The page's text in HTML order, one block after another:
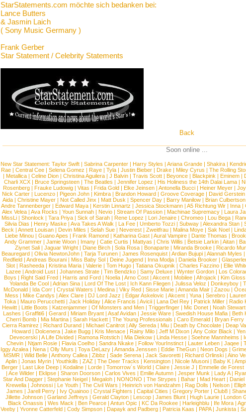
StarStatements.com möchte sich bedanken bei:
Lance Butters
& Jasmin Laich
( Sony Music Germany )
Frank Gerber
Star Statement / Celebrity Statements
Back
Soon online ...
New Star Statement: Taylor Swift | Sabrina Carpenter | Harry Styles | Ariana Grande | Shakira |
Rae| Central Cee| Selena Gomez | Raye| Tyla| Justin Bieber| Drake| Miley Cyrus | The Rolling
| Metallica | Celine Dion | Christina Aguilera | J Balvin | Travis Scott | Beyonce | Blackpink | Eminem |
Charli XCX| Bruce Springsteen| The Beatles | Jennifer Lopez | His Holiness the 14th Dalai Lama|
Rosenberg | Frauke Ludowig | Vitas | Frida Gold | Elke Jeinsen | Antonella Bucci | Heiner Meyer |
Nick Carter | Lucenzo | Pigeon John | Kimbra | Brandon Howard | Groove Coverage | David Gerstein
Aida| Christine Mayer| Not Called Jinx | Matt Dusk | Spencer Day| Barry Manilow| Brian Culbertson
Andre Tannenberger | Edward Maya | Kerstin Linnartz | Jessica Stockmann | A5 Richtung Wir | Inna |
Alex Velea | Ava Rocks | Youn Sunnah | Nevio | Stream Of Passion | Machinae Supremacy | Laura
MissLi | Shonlock | Tara Priya | Sick of Sarah | Rene Lopez | Lori Jenaire | Chromeo | Lou Bega |
Silvia Dias | Henry Maske| Ava Takes A Walk | La Fee| Umberto Tozzi| Subway| Alexandra Stan|
Beck | Annett Louisan| Devin Miles | Selah Sue| Neverest| Zweitfrau| Malina Moye| Sak Noel|
Liebe Minou| Guano Apes | Frank Ramond| Katharina Gast| Aural Vampire| Dante Thomas |
Andy Grammer| Jamie Woon| Imany| Catie Curtis | Mattyas | Chris Willis | Betsie Larkin| Aitan|
Ziynet Sali| Jaguar Wright| Diane Birch| Sola Rosa| Bonaparte| Miranda Brooke| Ricardo
Beauregard| Olivia NewtonJohn| Tarja Turunen| James Rosenquist| Ardian Bujupi| Alannah Myles |
Redfield | Andreas Bourani | Miss Baby Sol | Deine Jugend | Inna Modja | Daniela Brooker |
Slot | Rasheeda | Kristina Maria | Valerie | Tom Hugo | Tatiana Okupnik | Charles Fazzino | Ellie
Lazee | Android Lust | Johannes Strate | Tim Bendzko | Samy Deluxe | Wynter Gordon | Los
Boys | Right Said Fred | Harris and Ford | Noelia | Arno Cost | Akcent | Mobilee | Afrojack | Kim Gloss
Yolanda Be Cool| Adrian Sina| Lord Of The Lost| Ich Kann Fliegen| Julissa Veloz | Donkeyboy|
McDonald| Ida Corr| Crystal Waters | Medina| Viky Red| Sisse Marie| Amanda Mair| Zazou|
Mess | Mike Candys | Alex Clare | DJ Lord Jazz | Edgar Askelovic | Akcent | Yuna | Serebro |
Toka | Mauro Perucchetti | Jack Holiday | Alice Francis | Avicii | Lana Del Rey | Patrick Miller | Radio
Hewitt| Little Boots | Katzenjammer| Of Monsters and Men| Triggerfinger| Mic Donet| Noah Stewart
Lashes | Graffiti6| Gerard| Miriam Bryant| Asaf Avidan| Jessie Ware| Swedish House Mafia| Beth
Cherri Bomb | Mia Martina | Sarah Hackett | The Young Professionals | Caro Emerald | Bryan Ferry
Cierra Ramirez | Richard Durand | Michael Canitrot | Ally Sereda | Miu | Death by Chocolate | Deap
Howard| Dolcenera| Jake Bugg| Kris Menace| Rainy Milo| Jeff M Dixon| Any Color Black | Yen
Devecerski| A Life Divided| Ramona Rotstich| Mia Diekow| Linda Hesse| Soehne Mannheims |
Chevin| Ntjam Rosie| Flavia Coelho| Sandra Nkake| Follow YourInstinct| Lauter Leben| Jaqee|
Iggy Azalea | Nena | Olly Murs | Toya DeLazy | Amanda Jenssen | Eddie TheGun | Neon Dogs |
MSMR| Wild Belle| Anthony Callea| Zibbz | Sade Serena| Jack Savoretti| Richard Orlinski| Aino
Aplin | Jonas Myrin | Youthkills | ZAZ | The Deer Tracks | Kensington | Nicole Musoni | Baby K |
Berger| Last Like Deep| Kodaline| Lorde| Tomorrow´s World| Claire| Jessie J | Emmelie de Forest
| Ace Wilder| Eklipse| Sharon Doorson| Carlos Vives | Emilie Autumn| Jesper Munk | Lady A|
Star And Dagger | Stephanie Neigel | Megaloh | NONONO | The Strypes | Bahar | Mad Heart |
Krewella | Johnossi | Le Youth | The Civil Wars | Heinrich von Handzahm | Rag Dolls | Nelson |
James | Jarell Perry | Ivy Quainoo | Crystal Fighters | Capital Cities | Gregory Porter | Club8 |
Jillette Johnson | Garland Jeffreys | Gerald Clayton | Lescop | James Blunt | Hugh Laurie | London
Black Onassis | Wes Mack | Ben Pearce | Antun Opic | KC Da Rookee | Harleighblu | Ife Mora |
Veeby | Yvonne Catterfeld | Cody Simpson | Dapayk and Padberg | Patricia Kaas | PAPA| Junkista |